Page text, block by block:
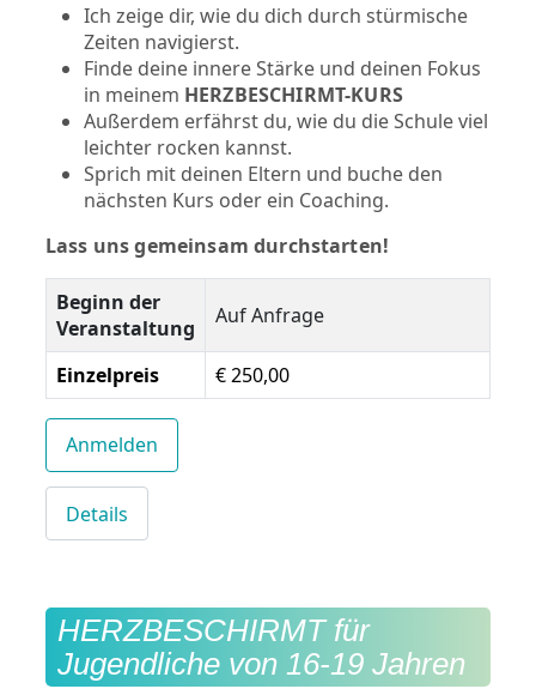
Ich zeige dir, wie du dich durch stürmische
Zeiten navigierst.
Finde deine innere Stärke und deinen Fokus
in meinem HERZBESCHIRMT-KURS
Außerdem erfährst du, wie du die Schule viel
leichter rocken kannst.
Sprich mit deinen Eltern und buche den
nächsten Kurs oder ein Coaching.
Lass uns gemeinsam durchstarten!
Beginn der
Veranstaltung
Auf Anfrage
Einzelpreis € 250,00
Anmelden
Details
HERZBESCHIRMT für
Jugendliche von 16-19 Jahren